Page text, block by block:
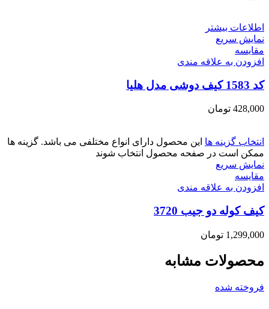
اطلاعات بیشتر
نمایش سریع
مقايسه
افزودن به علاقه مندی
کد 1583 کیف دوشی مدل هلیا
428,000 تومان
انتخاب گزینه ها این محصول دارای انواع مختلفی می باشد. گزینه ها
ممکن است در صفحه محصول انتخاب شوند
نمایش سریع
مقايسه
افزودن به علاقه مندی
کیف کوله دو جیب 3720
1,299,000 تومان
محصولات مشابه
فروخته شده